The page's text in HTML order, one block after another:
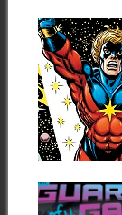
01.12.21
CAPITÁN
MARVEL
«VIDA Y
DEL
MARVEL»
1974/
tomos que
colección del...
13.01.17